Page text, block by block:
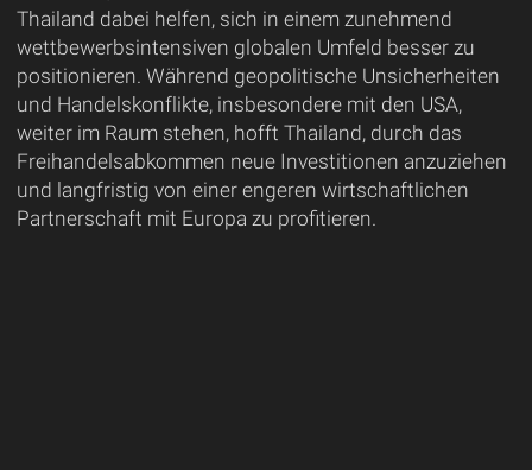
Thailand dabei helfen, sich in einem zunehmend
wettbewerbsintensiven globalen Umfeld besser zu
positionieren. Während geopolitische Unsicherheiten
und Handelskonflikte, insbesondere mit den USA,
weiter im Raum stehen, hofft Thailand, durch das
Freihandelsabkommen neue Investitionen anzuziehen
und langfristig von einer engeren wirtschaftlichen
Partnerschaft mit Europa zu profitieren.